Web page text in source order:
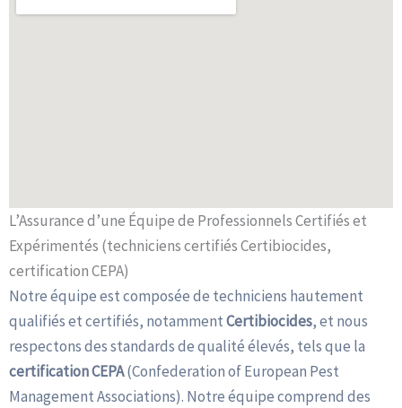
L’Assurance d’une Équipe de Professionnels Certifiés et
Expérimentés (techniciens certifiés Certibiocides,
certification CEPA)
Notre équipe est composée de techniciens hautement
qualifiés et certifiés, notammentCertibiocides, et nous
respectons des standards de qualité élevés, tels que la
certification CEPA(Confederation of European Pest
Management Associations). Notre équipe comprend des